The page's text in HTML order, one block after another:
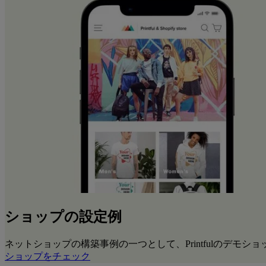
ショップの設定例
ネットショップの構築事例の一つとして、Printfulのデモショ
ショップをチェック